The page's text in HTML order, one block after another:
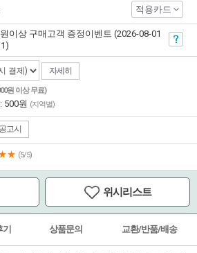
적용카드
이상 구매고객 증정이벤트 (2026-08-01
자세히
원 이상 무료)
500원 (지역별)
고시
(5/5)
위시리스트
상품문의 교환/반품/배송